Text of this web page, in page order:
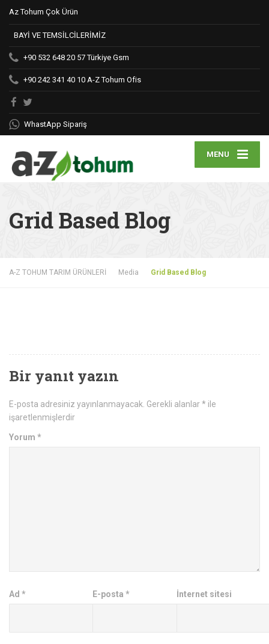
Az Tohum Çok Ürün
BAYİ VE TEMSİLCİLERİMİZ
+90 532 648 20 57 Türkiye Gsm
+90 242 341 40 10 A-Z Tohum Ofis
WhastApp Sipariş
MENU
Grid Based Blog
A-Z TOHUM TARIM ÜRÜNLERİ Media Grid Based Blog
Bir yanıt yazın
E-posta adresiniz yayınlanmayacak. Gerekli alanlar* ile
işaretlenmişlerdir
Yorum *
Ad * E-posta* İnternet sitesi